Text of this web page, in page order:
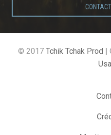
© 2017 Tchik Tchak Prod |